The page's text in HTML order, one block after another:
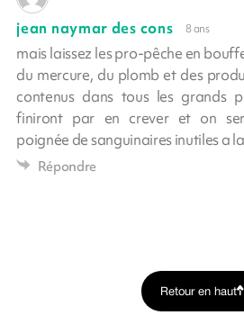
jean naymar des cons 8 ans
mais laissez les pro-pêche en
du mercure, du plomb et des
contenus dans tous les grands
finiront par en crever et on
poignée de sanguinaires inutiles a
Répondre
Retour en haut